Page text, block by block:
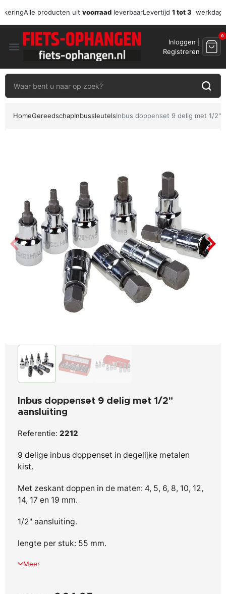
Alle producten uit voorraad leverbaarLevertijd 1 tot 3
menu
Inloggen |
Registreren
0
HomeGereedschapInbussleutelsInbus doppenset 9 delig met 1/2"
Inbus doppenset 9 delig met 1/2"
aansluiting
Referentie: 2212
9 delige inbus doppenset in degelijke metalen
kist.
Met zeskant doppen in de maten: 4, 5, 6, 8, 10, 12,
14, 17 en 19 mm.
1/2" aansluiting.
lengte per stuk: 55 mm.
Meer